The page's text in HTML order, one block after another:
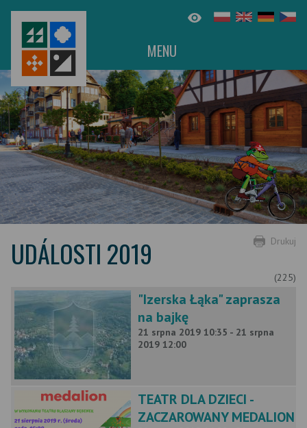
MENU
Drukuj
UDÁLOSTI 2019
(225)
"Izerska Łąka" zaprasza
na bajkę
21 srpna 2019 10:35 - 21 srpna
2019 12:00
TEATR DLA DZIECI -
ZACZAROWANY MEDALION